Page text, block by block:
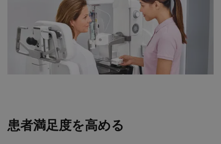
患者満足度を高める